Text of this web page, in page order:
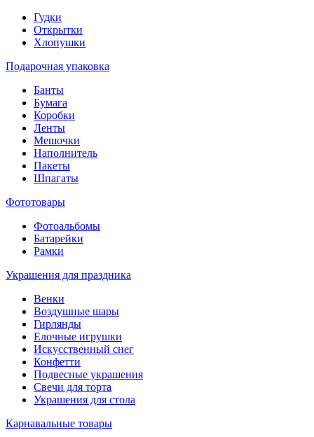
Гудки
Открытки
Хлопушки
Подарочная упаковка
Банты
Бумага
Коробки
Ленты
Мешочки
Наполнитель
Пакеты
Шпагаты
Фототовары
Фотоальбомы
Батарейки
Рамки
Украшения для праздника
Венки
Воздушные шары
Гирлянды
Елочные игрушки
Искусственный снег
Конфетти
Подвесные украшения
Свечи для торта
Украшения для стола
Карнавальные товары